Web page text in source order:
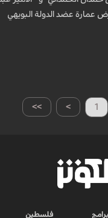
عضد الدولة البويهي
>> > 1
فلسطين